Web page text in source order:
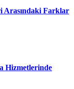
Arasındaki Farklar
Hizmetlerinde